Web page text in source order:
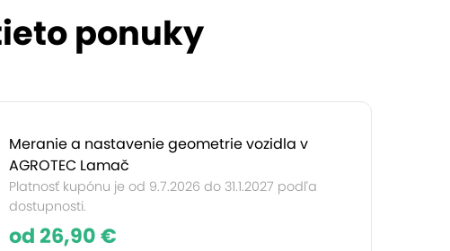
ponuky
Meranie a nastavenie geometrie vozidla v
AGROTEC Lamač
Platnosť kupónu je od 9.7.2026 do 31.1.2027 podľa
dostupnosti.
od 26,90 €